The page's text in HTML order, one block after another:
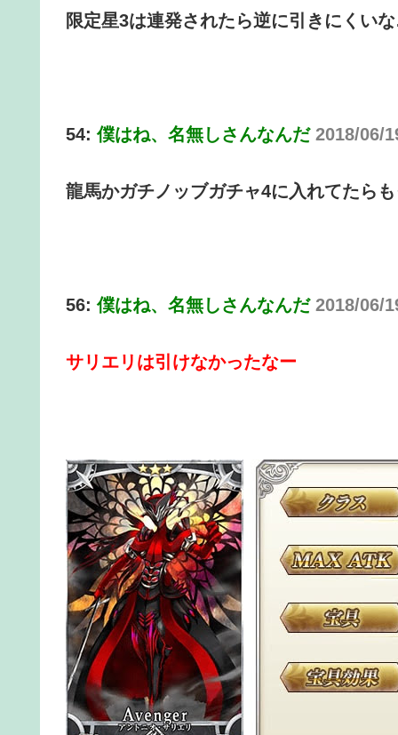
限定星3は連発されたら逆に引きにくい
54:僕はね、名無しさんなんだ 2018/06/
龍馬かガチノッブガチャ4に入れてたら
56:僕はね、名無しさんなんだ 2018/06/
サリエリは引けなかったなー